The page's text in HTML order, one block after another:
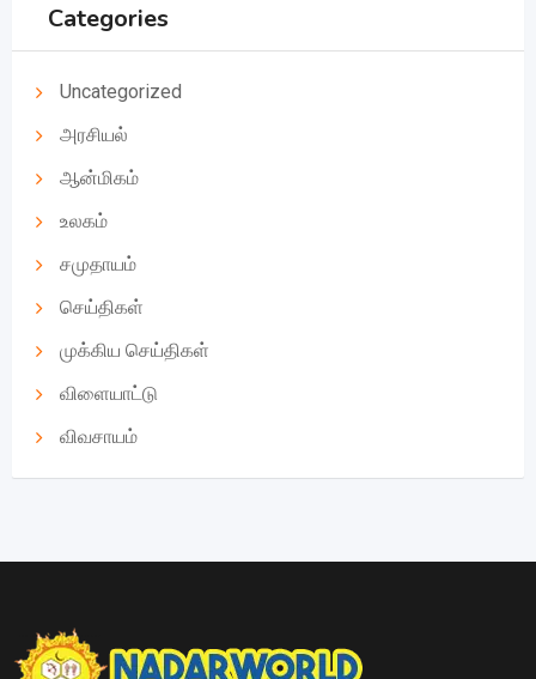
Categories
Uncategorized
அரசியல்
ஆன்மிகம்
உலகம்
சமுதாயம்
செய்திகள்
முக்கிய செய்திகள்
விளையாட்டு
விவசாயம்